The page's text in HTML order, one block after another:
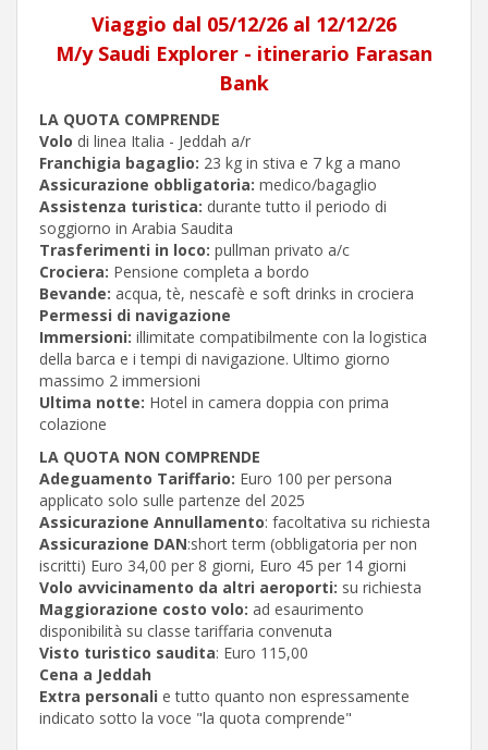
Viaggio dal 05/12/26 al 12/12/26
M/y Saudi Explorer - itinerario Farasan
Bank
LA QUOTA COMPRENDE
Volo di linea Italia - Jeddah a/r
Franchigia bagaglio: 23 kg in stiva e 7 kg a mano
Assicurazione obbligatoria: medico/bagaglio
Assistenza turistica: durante tutto il periodo di
soggiorno in Arabia Saudita
Trasferimenti in loco: pullman privato a/c
Crociera: Pensione completa a bordo
Bevande: acqua, tè, nescafè e soft drinks in crociera
Permessi di navigazione
Immersioni: illimitate compatibilmente con la logistica
della barca e i tempi di navigazione. Ultimo giorno
massimo 2 immersioni
Ultima notte: Hotel in camera doppia con prima
colazione
LA QUOTA NON COMPRENDE
Adeguamento Tariffario: Euro 100 per persona
applicato solo sulle partenze del 2025
Assicurazione Annullamento: facoltativa su richiesta
Assicurazione DAN:short term (obbligatoria per non
iscritti) Euro 34,00 per 8 giorni, Euro 45 per 14 giorni
Volo avvicinamento da altri aeroporti: su richiesta
Maggiorazione costo volo: ad esaurimento
disponibilità su classe tariffaria convenuta
Visto turistico saudita: Euro 115,00
Cena a Jeddah
Extra personali e tutto quanto non espressamente
indicato sotto la voce "la quota comprende"